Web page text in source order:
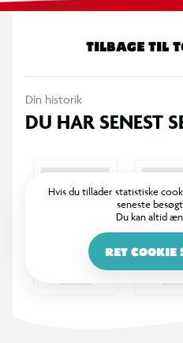
TILBAGE TIL
Din historik
DU HAR SENEST
Hvis du tillader statistiske
seneste
Du kan altid
RET